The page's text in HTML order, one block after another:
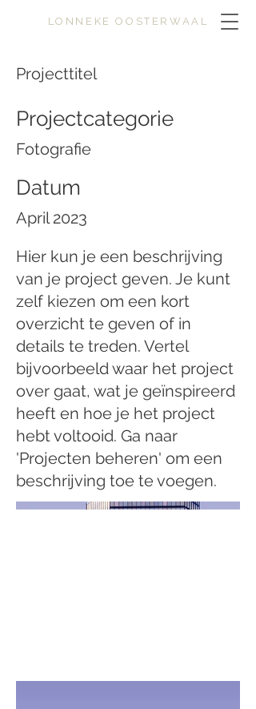
LONNEKE OOSTERWAAL
Projecttitel
Projectcategorie
Fotografie
Datum
April 2023
Hier kun je een beschrijving
van je project geven. Je kunt
zelf kiezen om een kort
overzicht te geven of in
details te treden. Vertel
bijvoorbeeld waar het project
over gaat, wat je geïnspireerd
heeft en hoe je het project
hebt voltooid. Ga naar
'Projecten beheren' om een
beschrijving toe te voegen.